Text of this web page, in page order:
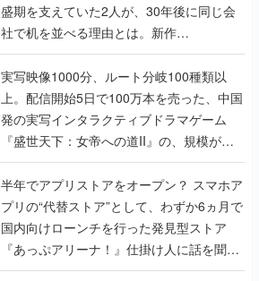
盛期を支えていた2人が、30年後に同じ会
社で机を並べる理由とは。新作
『TATSUJIN EXTREME』で初タッグを組
んだレジェンド2人に訊く開発秘話
実写映像1000分、ルート分岐100種類以
上。配信開始5日で100万本を売った、中国
発の実写インタラクティブドラマゲーム
『盛世天下：女帝への道II』の、規模が違
うこだわりをプロデューサーに聞いた
半年でアプリストアをオープン？ スマホア
プリの“代替ストア”として、わずか6ヵ月で
国内向けローンチを行った発見型ストア
『あっぷアリーナ！』仕掛け人に話を聞い
てみた